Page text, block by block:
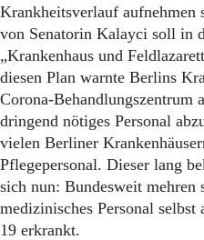
Krankheitsverlauf
von Senatorin Kalayci soll in
„Krankenhaus und
diesen Plan warnte Berlins
Corona-Behandlungszentrum
dringend nötiges Personal
vielen Berliner
Pflegepersonal. Dieser lang
sich nun: Bundesweit mehren
medizinisches Personal
19 erkrankt.